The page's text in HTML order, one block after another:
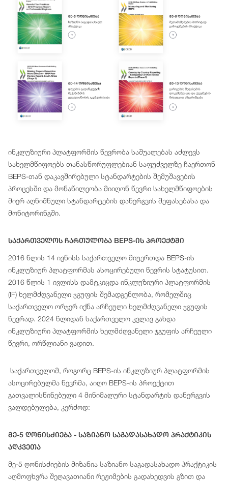
ინკლუზიური პლატფორმის წევრობა საშუალებას აძლევს
სახელმწიფოებს თანასწორუფლებიან საფუძველზე ჩაერთონ
BEPS-თან დაკავშირებული სტანდარტების შემუშავების
პროცესში და მონაწილეობა მიიღონ წევრი სახელმწიფოების
მიერ აღნიშნული სტანდარტების დანერგვის შეფასებასა და
მონიტორინგში.
Საქართველოს Ჩართულობა BEPS-Ის Პროექტში
2016 წლის 14 ივნისს საქართველო მიუერთდა BEPS-ის
ინკლუზიურ პლატფორმას ასოცირებული წევრის სტატუსით.
2016 წლის 1 ივლისს დამტკიცდა ინკლუზიური პლატფორმის
(IF) ხელმძღვანელი ჯგუფის შემადგენლობა, რომელშიც
საქართველო ორჯერ იქნა არჩეული ხელმძღვანელი ჯგუფის
წევრად. 2024 წლიდან საქართველო კვლავ გახდა
ინკლუზიური პლატფორმის ხელმძღვანელი ჯგუფის არჩეული
წევრი, ორწლიანი ვადით.
საქართველომ, როგორც BEPS-ის ინკლუზიურ პლატფორმის
ასოცირებულმა წევრმა, აიღო BEPS-ის პროექტით
გათვალისწინებული 4 მინიმალური სტანდარტის დანერგვის
ვალდებულება, კერძოდ:
Მე-5 Ღონისძიება - Საზიანო Საგადასახადო Პრაქტიკის
Აღკვეთა
მე-5 ღონისძიების მიზანია საზიანო საგადასახადო პრაქტიკის
აღმოფხვრა შეღავათიანი რეჟიმების გადახედვის გზით და